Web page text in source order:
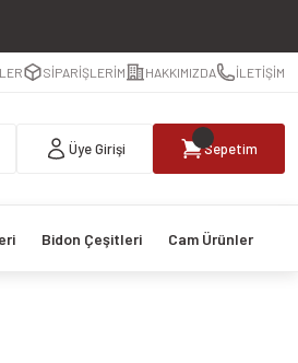
SİPARİŞLERİM HAKKIMIZDA İLETİŞİM
Üye Girişi Sepetim
Bidon Çeşitleri Cam Ürünler